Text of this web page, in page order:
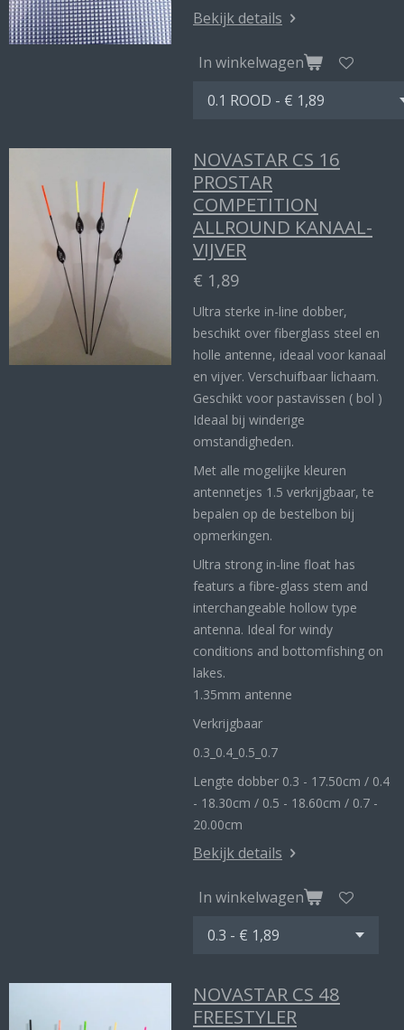
Bekijk details
In winkelwagen
NOVASTAR CS 16
PROSTAR
COMPETITION
ALLROUND KANAAL-
VIJVER
€ 1,89
Ultra sterke in-line dobber,
beschikt over fiberglass steel en
holle antenne, ideaal voor kanaal
en vijver. Verschuifbaar lichaam.
Geschikt voor pastavissen ( bol )
Ideaal bij winderige
omstandigheden.
Met alle mogelijke kleuren
antennetjes 1.5 verkrijgbaar, te
bepalen op de bestelbon bij
opmerkingen.
Ultra strong in-line float has
featurs a fibre-glass stem and
interchangeable hollow type
antenna. Ideal for windy
conditions and bottomfishing on
lakes.
1.35mm antenne
Verkrijgbaar
0.3_ 0.4_ 0.5_0.7
Lengte dobber 0.3 - 17.50cm / 0.4
- 18.30cm / 0.5 - 18.60cm / 0.7 -
20.00cm
Bekijk details
In winkelwagen
NOVASTAR CS 48
FREESTYLER